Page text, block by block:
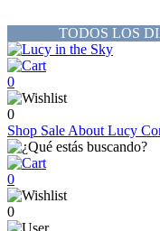
TODOS LOS
0
0
Shop Sale About Lucy
0
0